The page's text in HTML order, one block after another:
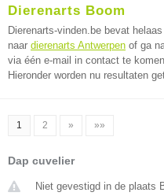
Dierenarts Boom
Dierenarts-vinden.be bevat
naar dierenarts Antwerpen of ga
via één e-mail in contact te
Hieronder worden nu resultaten
1 2 » »»
Dap cuvelier
Niet gevestigd in de plaats